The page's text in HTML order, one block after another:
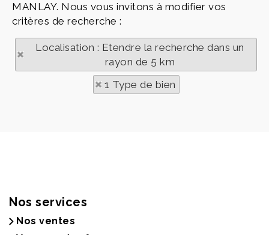
MANLAY. Nous vous invitons à modifier vos
critères de recherche :
Localisation : Etendre la recherche dans un
rayon de 5 km
1 Type de bien
Nos services
Nos ventes